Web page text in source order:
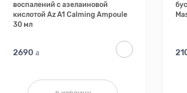
воспалений с азелаиновой
кислотой Az A1 Calming Ampoule
30 мл
2690